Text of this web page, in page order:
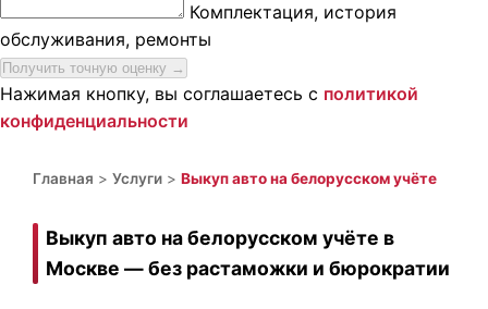
Комплектация, история
обслуживания, ремонты
Получить точную оценку →
Нажимая кнопку, вы соглашаетесь с политикой
конфиденциальности
Главная > Услуги > Выкуп авто на белорусском учёте
Выкуп авто на белорусском учёте в
Москве — без растаможки и бюрократии